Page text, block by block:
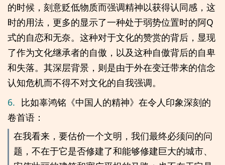
的时候，刻意贬低物质而强调精神以获得认同感，这
时的用法，更多的显示了一种处于弱势位置时的阿Q
式的自恋和无奈。这种对于文化的赞赏的背后，显现
了作为文化继承者的自傲，以及这种自傲背后的自卑
和失落。其深层背景，则是由于外在变迁带来的信念
认知危机而不得不对文化的自我强调。
6. 比如辜鸿铭《中国人的精神》在令人印象深刻的
卷首语：
在我看来，要估价一个文明，我们最终必须问的问
题，不在于它是否修建了和能够修建巨大的城市、